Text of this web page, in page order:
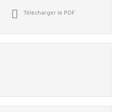
 Télécharger le PDF